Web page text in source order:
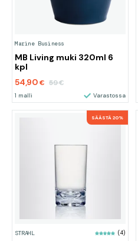
Marine Business
MB Living muki 320ml 6
kpl
54,90 € 59€
1 malli Varastossa
SÄÄSTÄ 20%
STRAHL (4)